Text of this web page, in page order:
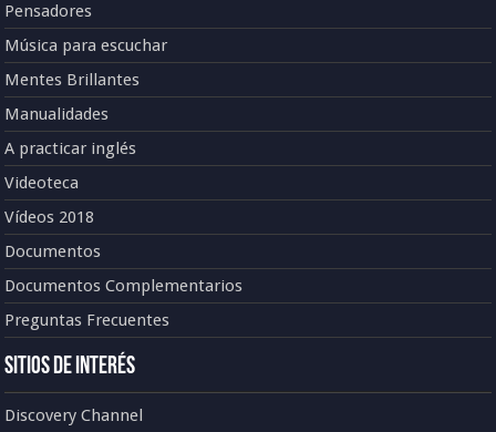
Pensadores
Música para escuchar
Mentes Brillantes
Manualidades
A practicar inglés
Videoteca
Vídeos 2018
Documentos
Documentos Complementarios
Preguntas Frecuentes
Sitios de Interés
Discovery Channel